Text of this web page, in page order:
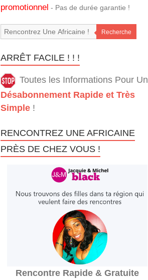
promotionnel - Pas de durée garantie !
Recherche
ARRÊT FACILE ! ! !
Toutes les Informations Pour Un
Désabonnement Rapide et Très
Simple !
RENCONTREZ UNE AFRICAINE
PRÈS DE CHEZ VOUS !
Rencontre Rapide & Gratuite